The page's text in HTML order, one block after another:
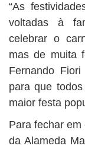
“As
voltadas à
celebrar o
mas de muita
Fernando
para que
maior festa
Para fechar
da Alameda